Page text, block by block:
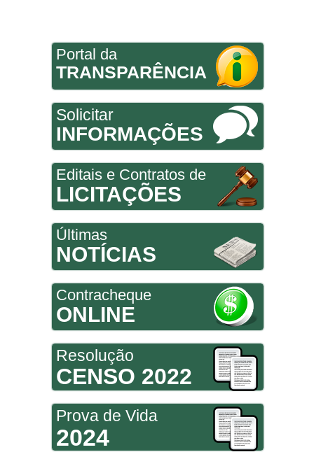
Portal da
TRANSPARÊNCIA
Solicitar
INFORMAÇÕES
Editais e Contratos de
LICITAÇÕES
Últimas
NOTÍCIAS
Contracheque
ONLINE
Resolução
CENSO 2022
Prova de Vida
2024